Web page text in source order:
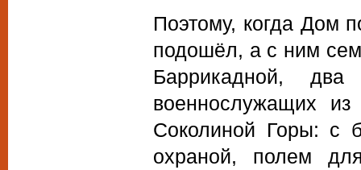
Поэтому, когда Дом
подошёл, а с ним
Баррикадной,
военнослужащих
Соколиной Горы: с
охраной, полем